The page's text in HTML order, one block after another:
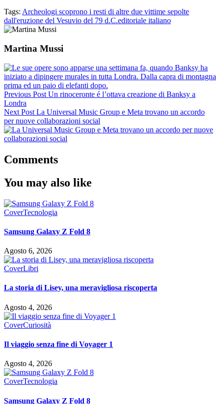
Tags: Archeologi scoprono i resti di altre due vittime sepolte
dall'eruzione del Vesuvio del 79 d.C.editoriale italiano
Martina Mussi
Previous Post Un rinoceronte é l’ottava creazione di Banksy a
Londra
Next Post La Universal Music Group e Meta trovano un accordo
per nuove collaborazioni social
Comments
You may also like
CoverTecnologia
Samsung Galaxy Z Fold 8
Agosto 6, 2026
CoverLibri
La storia di Lisey, una meravigliosa riscoperta
Agosto 4, 2026
CoverCuriosità
Il viaggio senza fine di Voyager 1
Agosto 4, 2026
CoverTecnologia
Samsung Galaxy Z Fold 8